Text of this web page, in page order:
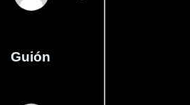
Guión